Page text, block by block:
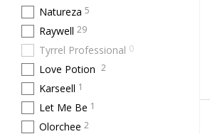
Natureza 5
Raywell 29
Tyrrel Professional 0
Love Potion 2
Karseell 1
Let Me Be 1
Olorchee 2